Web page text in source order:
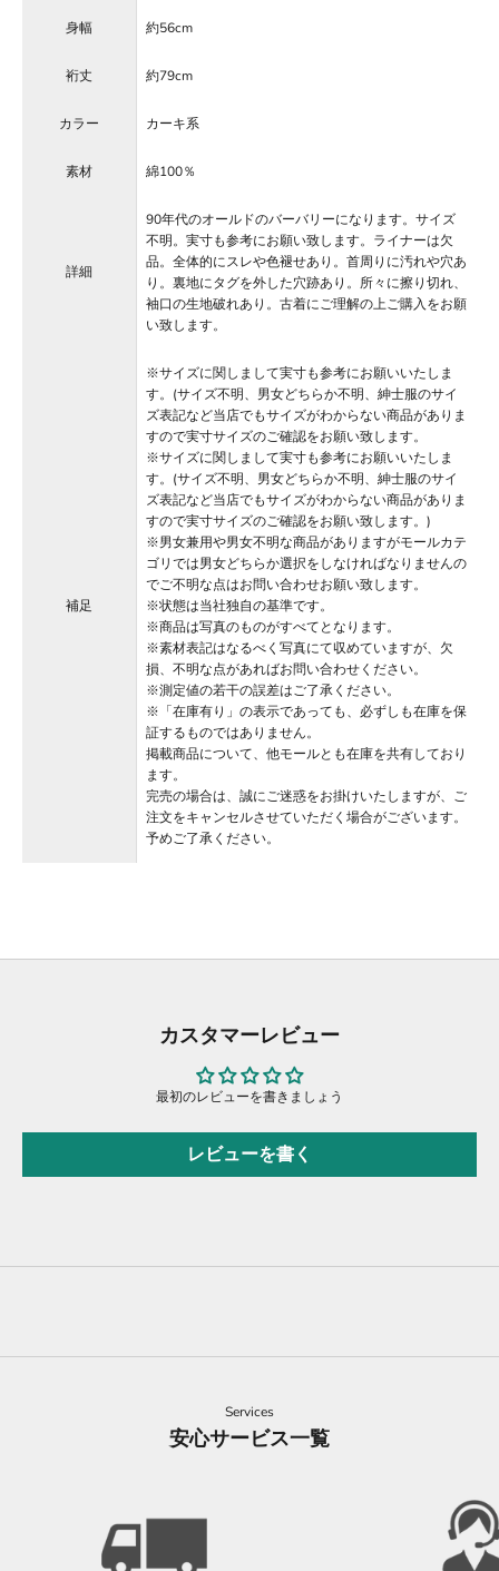
身幅 約56cm
裄丈 約79cm
カラー カーキ系
素材 綿100％
詳細
90年代のオールドのバーバリーになります。サイズ
不明。実寸も参考にお願い致します。ライナーは欠
品。全体的にスレや色褪せあり。首周りに汚れや穴あ
り。裏地にタグを外した穴跡あり。所々に擦り切れ、
袖口の生地破れあり。古着にご理解の上ご購入をお願
い致します。
補足
※サイズに関しまして実寸も参考にお願いいたしま
す。(サイズ不明、男女どちらか不明、紳士服のサイ
ズ表記など当店でもサイズがわからない商品がありま
すので実寸サイズのご確認をお願い致します。
※サイズに関しまして実寸も参考にお願いいたしま
す。(サイズ不明、男女どちらか不明、紳士服のサイ
ズ表記など当店でもサイズがわからない商品がありま
すので実寸サイズのご確認をお願い致します。)
※男女兼用や男女不明な商品がありますがモールカテ
ゴリでは男女どちらか選択をしなければなりませんの
でご不明な点はお問い合わせお願い致します。
※状態は当社独自の基準です。
※商品は写真のものがすべてとなります。
※素材表記はなるべく写真にて収めていますが、欠
損、不明な点があればお問い合わせください。
※測定値の若干の誤差はご了承ください。
※「在庫有り」の表示であっても、必ずしも在庫を保
証するものではありません。
掲載商品について、他モールとも在庫を共有しており
ます。
完売の場合は、誠にご迷惑をお掛けいたしますが、ご
注文をキャンセルさせていただく場合がございます。
予めご了承ください。
カスタマーレビュー
最初のレビューを書きましょう
レビューを書く
Services
安心サービス一覧